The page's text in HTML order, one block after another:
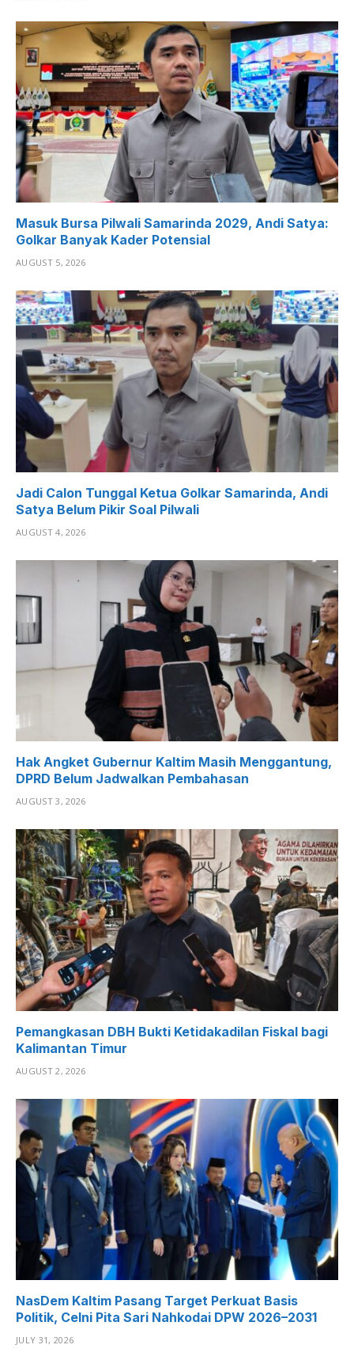
Masuk Bursa Pilwali Samarinda 2029, Andi Satya:
Golkar Banyak Kader Potensial
AUGUST 5, 2026
Jadi Calon Tunggal Ketua Golkar Samarinda, Andi
Satya Belum Pikir Soal Pilwali
AUGUST 4, 2026
Hak Angket Gubernur Kaltim Masih Menggantung,
DPRD Belum Jadwalkan Pembahasan
AUGUST 3, 2026
Pemangkasan DBH Bukti Ketidakadilan Fiskal bagi
Kalimantan Timur
AUGUST 2, 2026
NasDem Kaltim Pasang Target Perkuat Basis
Politik, Celni Pita Sari Nahkodai DPW 2026–2031
JULY 31, 2026